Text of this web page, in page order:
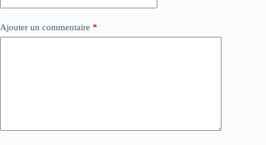
Ajouter un commentaire *